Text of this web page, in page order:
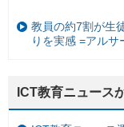
教員の約7割が生
りを実感 =アルサ
ICT教育ニュース